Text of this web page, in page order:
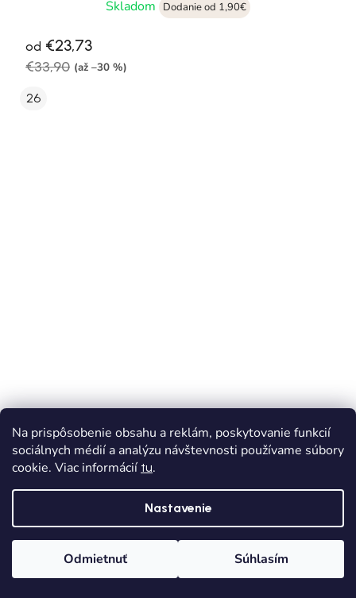
Na prispôsobenie obsahu a reklám, poskytovanie funkcií
sociálnych médií a analýzu návštevnosti používame súbory
cookie. Viac informácií tu.
Nastavenie
Odmietnuť Súhlasím
Skladom
Dodanie od 1,90€
od €23,73
€33,90 (až –30 %)
26
VÝPREDAJ BAREFOOT
Barefoot sandále PROTETIKA NERY beige
Skladom Dodanie od 1,90€
€26,94